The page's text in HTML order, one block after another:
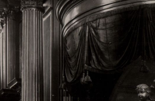
Наследники
Главная Храмы-мученики